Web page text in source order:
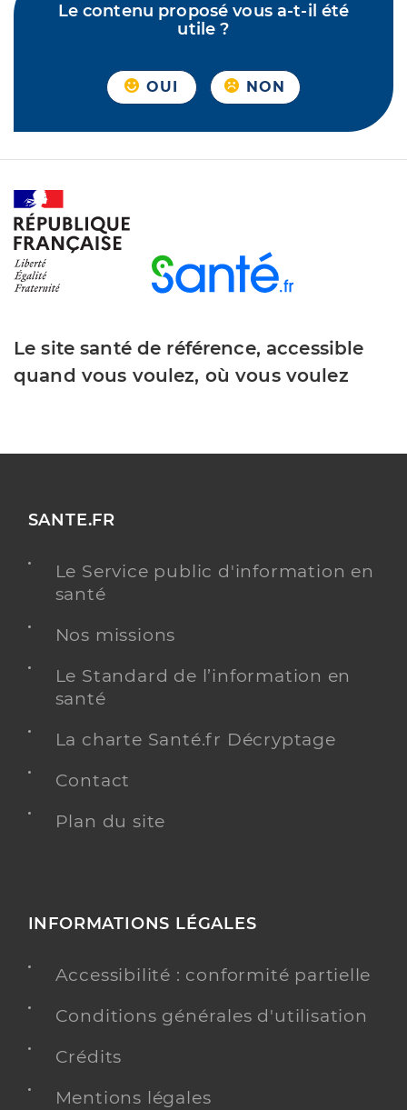
Le contenu proposé vous a-t-il été
utile ?
OUI NON
Le site santé de référence, accessible
quand vous voulez, où vous voulez
SANTE.FR
Le Service public d'information en
santé
Nos missions
Le Standard de l’information en
santé
La charte Santé.fr Décryptage
Contact
Plan du site
INFORMATIONS LÉGALES
Accessibilité : conformité partielle
Conditions générales d'utilisation
Crédits
Mentions légales